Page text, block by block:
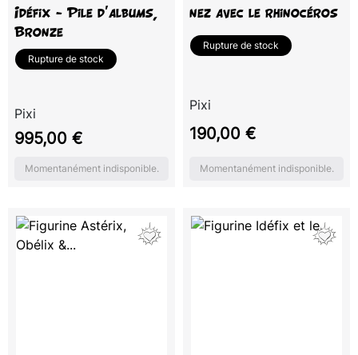
Idéfix - Pile d'albums,
Bronze
Rupture de stock
Pixi
Prix
995,00 €
Momentanément indisponible.
nez avec le rhinocéros
Rupture de stock
Pixi
Prix
190,00 €
Momentanément indisponible.